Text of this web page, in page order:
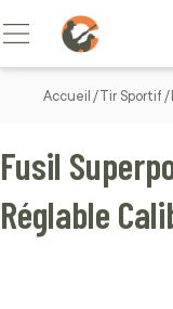
Allez au contenu
Basculer la navigation
Accueil Tir Sportif
Fusil
Réglable